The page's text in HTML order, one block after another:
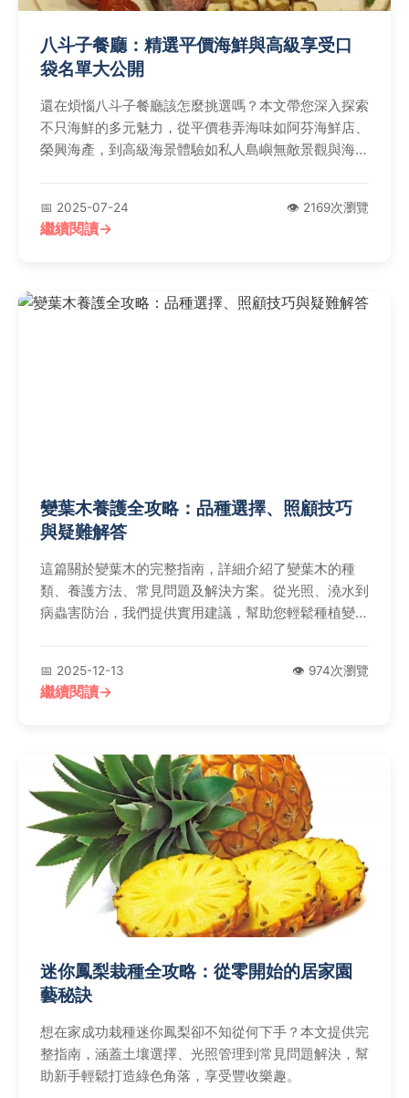
八斗子餐廳：精選平價海鮮與高級享受口
袋名單大公開
還在煩惱八斗子餐廳該怎麼挑選嗎？本文帶您深入探索
不只海鮮的多元魅力，從平價巷弄海味如阿芬海鮮店、
榮興海產，到高級海景體驗如私人島嶼無敵景觀與海之
📅 2025-07-24 👁️ 2169次瀏覽
繼續閱讀
變葉木養護全攻略：品種選擇、照顧技巧
與疑難解答
這篇關於變葉木的完整指南，詳細介紹了變葉木的種
類、養護方法、常見問題及解決方案。從光照、澆水到
病蟲害防治，我們提供實用建議，幫助您輕鬆種植變葉
問。
📅 2025-12-13 👁️ 974次瀏覽
繼續閱讀
迷你鳳梨栽種全攻略：從零開始的居家園
藝秘訣
想在家成功栽種迷你鳳梨卻不知從何下手？本文提供完
整指南，涵蓋土壤選擇、光照管理到常見問題解決，幫
助新手輕鬆打造綠色角落，享受豐收樂趣。